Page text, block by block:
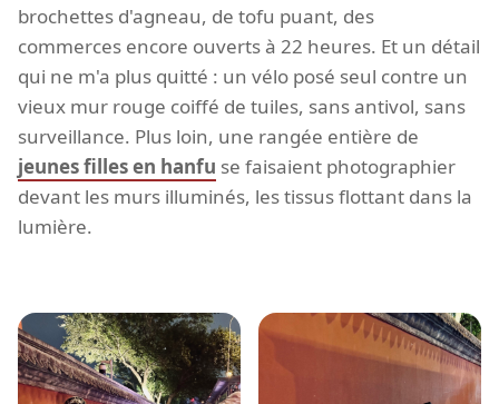
brochettes d'agneau, de tofu puant, des
commerces encore ouverts à 22 heures. Et un détail
qui ne m'a plus quitté : un vélo posé seul contre un
vieux mur rouge coiffé de tuiles, sans antivol, sans
surveillance. Plus loin, une rangée entière de
jeunes filles en hanfu se faisaient photographier
devant les murs illuminés, les tissus flottant dans la
lumière.